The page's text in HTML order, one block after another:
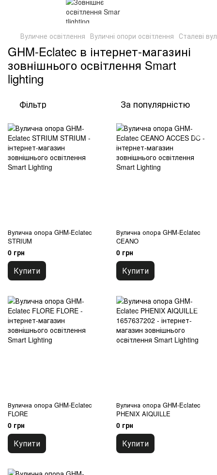
Вуличне освітлення Вуличні опори освітлення Сталеві
GHM-Eclatec в інтернет-магазині
зовнішнього освітлення Smart
lighting
Фільтр За популярністю
Вулична опора GHM-Eclatec
STRIUM
0 грн
Купити
Вулична опора GHM-Eclatec
CEANO
0 грн
Купити
Вулична опора GHM-Eclatec
FLORE
0 грн
Купити
Вулична опора GHM-Eclatec
PHENIX AIQUILLE
0 грн
Купити